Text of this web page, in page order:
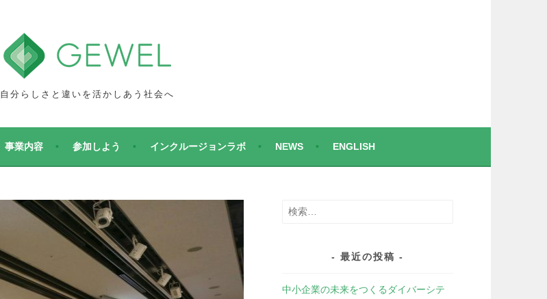
自分らしさと違いを活かしあう社会へ
事業内容 参加しよう インクルージョンラボ NEWS ENGLISH
検
最近の投稿
中小企業の未来をつくるダイバーシテ